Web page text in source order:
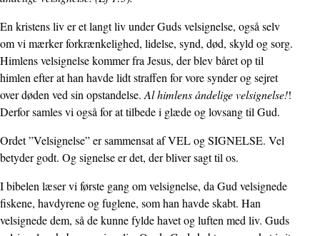
En kristens liv er et langt liv under Guds velsignelse, også selv
om vi mærker forkrænkelighed, lidelse, synd, død, skyld og sorg.
Himlens velsignelse kommer fra Jesus, der blev båret op til
himlen efter at han havde lidt straffen for vore synder og sejret
over døden ved sin opstandelse. Al himlens åndelige velsignelse!!
Derfor samles vi også for at tilbede i glæde og lovsang til Gud.
Ordet ”Velsignelse” er sammensat af VEL og SIGNELSE. Vel
betyder godt. Og signelse er det, der bliver sagt til os.
I bibelen læser vi første gang om velsignelse, da Gud velsignede
fiskene, havdyrene og fuglene, som han havde skabt. Han
velsignede dem, så de kunne fylde havet og luften med liv. Guds